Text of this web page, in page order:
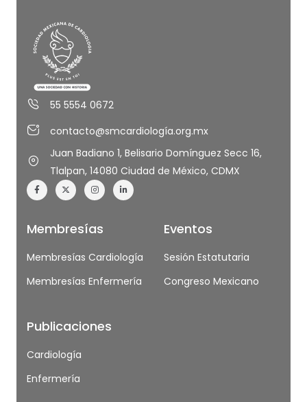
55 5554 0672
contacto@smcardiología.org.mx
Juan Badiano 1, Belisario Domínguez Secc 16,
Tlalpan, 14080 Ciudad de México, CDMX
Membresías
Membresías Cardiología
Membresías Enfermería
Publicaciones
Cardiología
Enfermería
Eventos
Sesión Estatutaria
Congreso Mexicano